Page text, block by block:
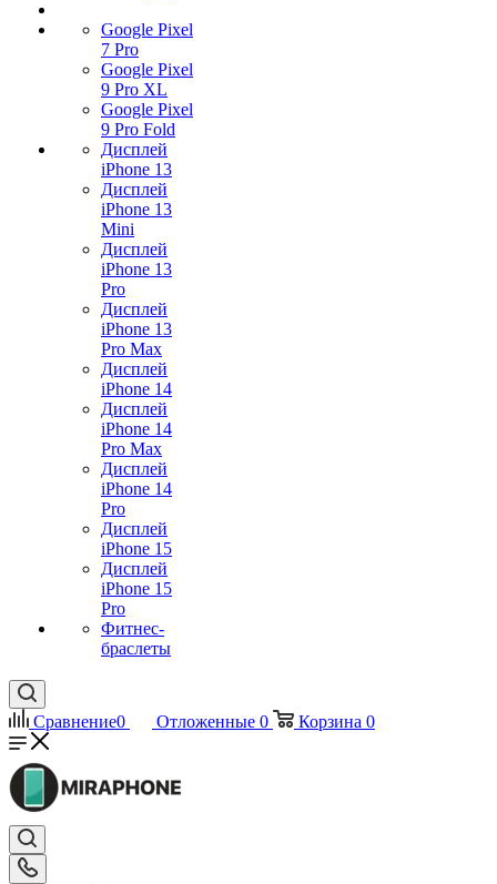
Google Pixel
7 Pro
Google Pixel
9 Pro XL
Google Pixel
9 Pro Fold
Дисплей
iPhone 13
Дисплей
iPhone 13
Mini
Дисплей
iPhone 13
Pro
Дисплей
iPhone 13
Pro Max
Дисплей
iPhone 14
Дисплей
iPhone 14
Pro Max
Дисплей
iPhone 14
Pro
Дисплей
iPhone 15
Дисплей
iPhone 15
Pro
Фитнес-
браслеты
Сравнение0 Отложенные 0 Корзина 0